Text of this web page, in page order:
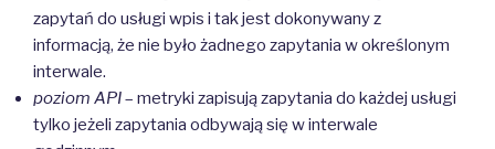
zapytań do usługi wpis i tak jest dokonywany z
informacją, że nie było żadnego zapytania w określonym
interwale.
poziom API– metryki zapisują zapytania do każdej usługi
tylko jeżeli zapytania odbywają się w interwale